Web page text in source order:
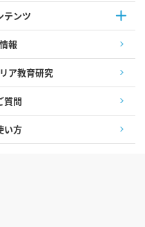
テンツ
報
ア教育研究
質問
い方